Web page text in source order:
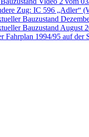
Zug: IC 596 „Adler“
Bauzustand
Bauzustand August
Fahrplan 1994/95 auf der